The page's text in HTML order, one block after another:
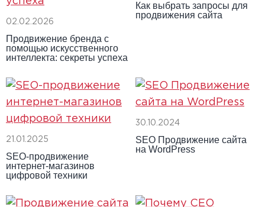
02.02.2026
Продвижение бренда с
помощью искусственного
интеллекта: секреты успеха
Как выбрать запросы для
продвижения сайта
21.01.2025
SEO-продвижение
интернет-магазинов
цифровой техники
30.10.2024
SEO Продвижение сайта
на WordPress